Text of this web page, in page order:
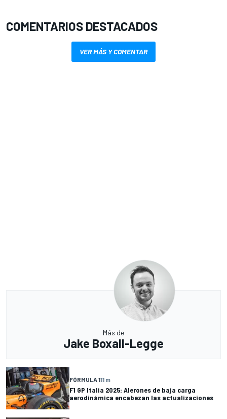
COMENTARIOS DESTACADOS
VER MÁS Y COMENTAR
Más de
Jake Boxall-Legge
FÓRMULA 111 m
F1 GP Italia 2025: Alerones de baja carga
aerodinámica encabezan las actualizaciones